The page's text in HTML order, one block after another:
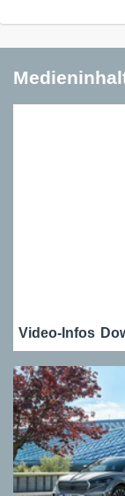
Video-Infos